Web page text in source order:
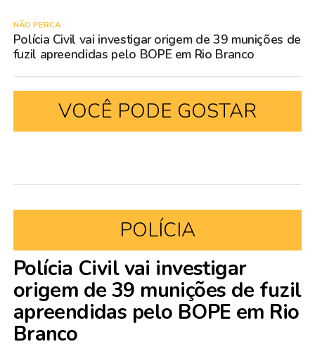
NÃO PERCA
Polícia Civil vai investigar origem de 39 munições de
fuzil apreendidas pelo BOPE em Rio Branco
VOCÊ PODE GOSTAR
POLÍCIA
Polícia Civil vai investigar
origem de 39 munições de fuzil
apreendidas pelo BOPE em Rio
Branco